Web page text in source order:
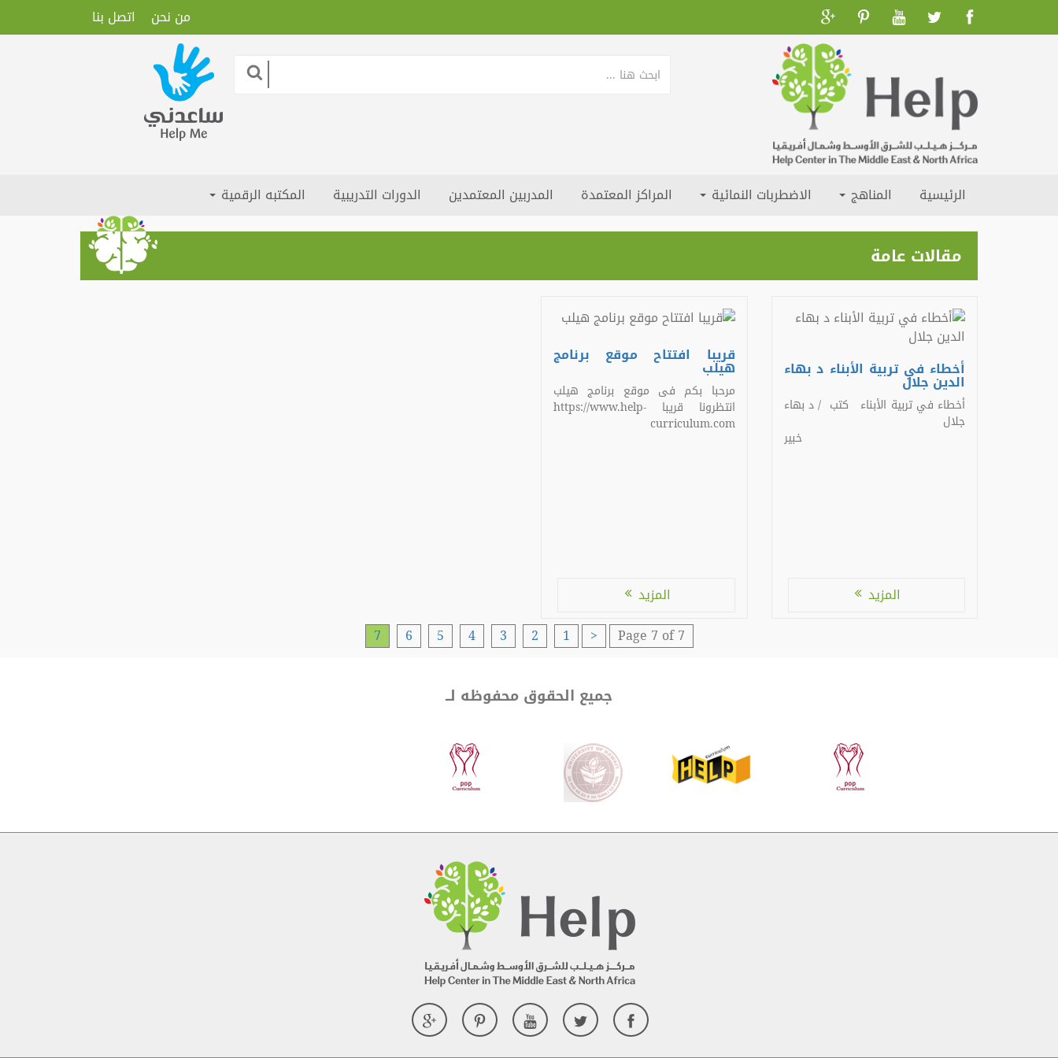
من نحن اتصل بنا
الرئيسية المناهج الاضطربات النمائية المراكز المعتمدة المدربين المعتمدين الدورات التدريبية المكتبه الرقمية
مقالات عامة
أخطاء في تربية الأبناء د بهاء
الدين جلال
أخطاء في تربية الأبناء كتب / د بهاء
جلال
خبير
المزيد
قريبا افتتاح موقع برنامج
هيلب
مرحبا بكم فى موقع برنامج هيلب
انتظرونا قريبا https://www.help-
curriculum.com
المزيد
Page 7 of 7
<
1
2
3
4
5
6
7
جميع الحقوق محفوظه لــ